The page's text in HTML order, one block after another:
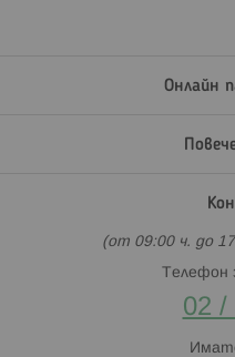
Онлайн
(от 09:00 ч. до
Телефон
02 /